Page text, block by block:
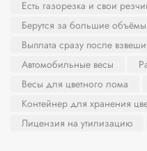
Есть газорезка и свои
Берутся за большие
Выплата сразу после
Автомобильные весы
Весы для цветного лома
Контейнер для хранения
Лицензия на утилизацию